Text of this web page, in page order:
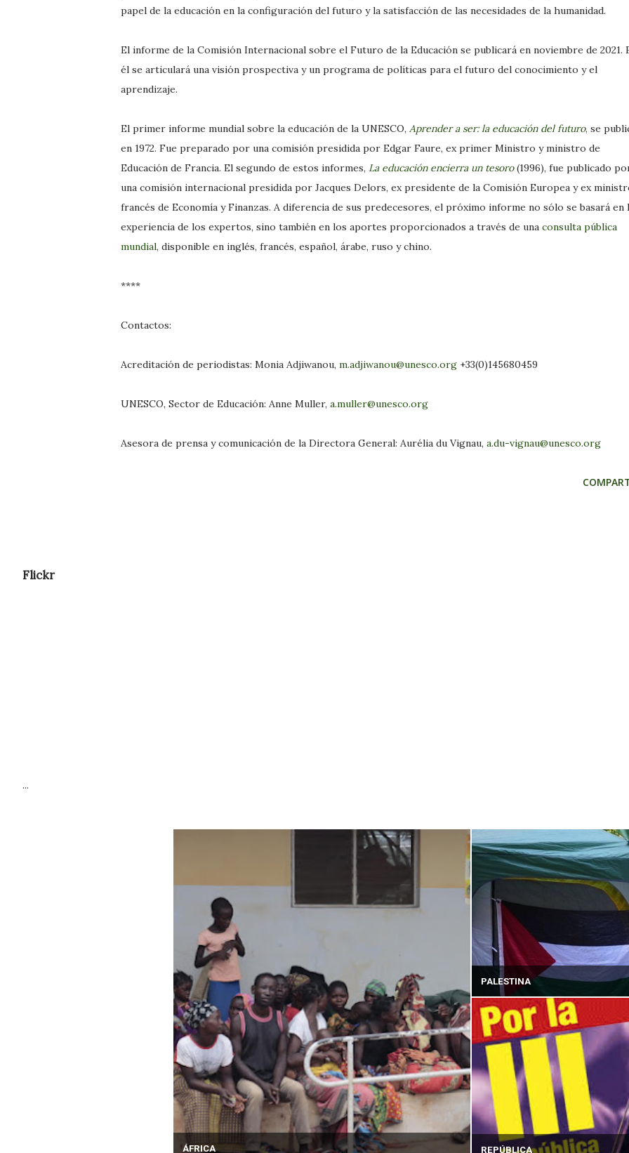
papel de la educación en la configuración del futuro y la satisfacción de las necesidades de la humanidad.
El informe de la Comisión Internacional sobre el Futuro de la Educación se publicará en noviembre de 2021.
él se articulará una visión prospectiva y un programa de políticas para el futuro del conocimiento y el
aprendizaje.
El primer informe mundial sobre la educación de la UNESCO, Aprender a ser: la educación del futuro, se
en 1972. Fue preparado por una comisión presidida por Edgar Faure, ex primer Ministro y ministro de
Educación de Francia. El segundo de estos informes, La educación encierra un tesoro (1996), fue publicado
una comisión internacional presidida por Jacques Delors, ex presidente de la Comisión Europea y ex
francés de Economía y Finanzas. A diferencia de sus predecesores, el próximo informe no sólo se basará en
experiencia de los expertos, sino también en los aportes proporcionados a través de una consulta pública
mundial, disponible en inglés, francés, español, árabe, ruso y chino.
****
Contactos:
Acreditación de periodistas: Monia Adjiwanou, m.adjiwanou@unesco.org +33(0)145680459
UNESCO, Sector de Educación: Anne Muller, a.muller@unesco.org
Asesora de prensa y comunicación de la Directora General: Aurélia du Vignau, a.du-vignau@unesco.org
Flickr
...
ÁFRICA
PALESTINA
REPÚBLICA